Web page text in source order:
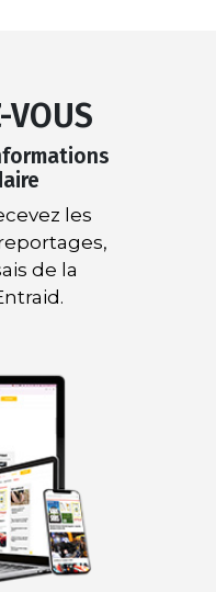
VOUS
les
de la